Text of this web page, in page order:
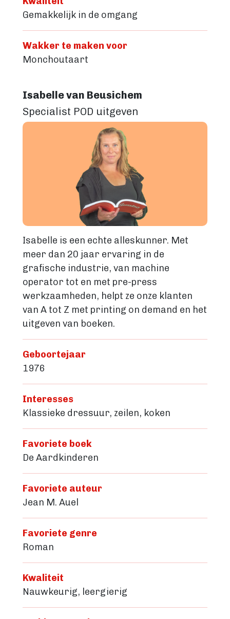
Gemakkelijk in de omgang
Wakker te maken voor
Monchoutaart
Isabelle van Beusichem
Specialist POD uitgeven
Image
Isabelle is een echte alleskunner. Met
meer dan 20 jaar ervaring in de
grafische industrie, van machine
operator tot en met pre-press
werkzaamheden, helpt ze onze klanten
van A tot Z met printing on demand en het
uitgeven van boeken.
Geboortejaar
1976
Interesses
Klassieke dressuur, zeilen, koken
Favoriete boek
De Aardkinderen
Favoriete auteur
Jean M. Auel
Favoriete genre
Roman
Kwaliteit
Nauwkeurig, leergierig